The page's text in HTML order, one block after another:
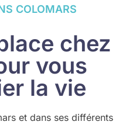
COLOMARS
chez
vous
la vie
et dans ses différents